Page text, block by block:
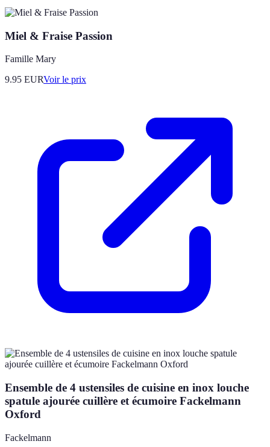
Miel & Fraise Passion
Famille Mary
9.95 EURVoir le prix
Ensemble de 4 ustensiles de cuisine en inox louche
spatule ajourée cuillère et écumoire Fackelmann
Oxford
Fackelmann